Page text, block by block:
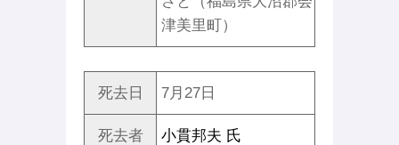
津美里町）
死去日 7月27日
死去者 小貫邦夫 氏